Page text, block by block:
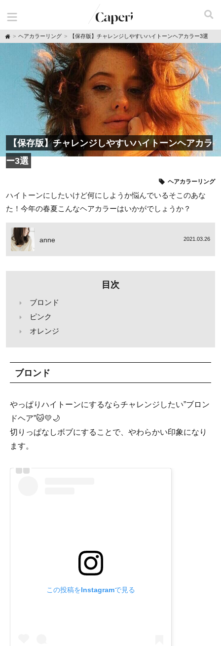
H
o
ヘアカラーリング 【保存版】チャレンジしやすいハイトーンヘアカラー3選
【保存版】チャレンジしやすいハイトーンヘアカラ
ー3選
ヘアカラーリング
ハイトーンにしたいけど何にしようか悩んでいるそこのあな
た！今年の春夏こんなヘアカラーはいかがでしょうか？
anne 2021.03.26
目次
ブロンド
ピンク
オレンジ
ブロンド
やっぱりハイトーンにするならチャレンジしたい”ブロン
ドヘア”🐱💛🌙
切りっぱなしボブにすることで、やわらかい印象になり
ます。
この投稿をInstagramで見る